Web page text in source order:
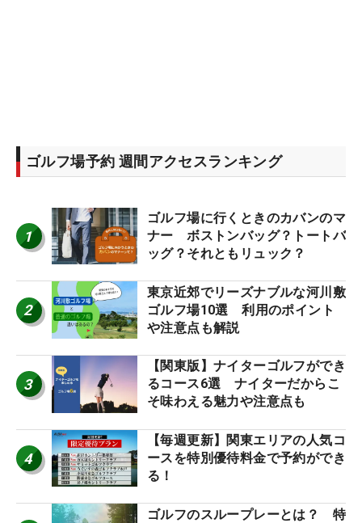
ゴルフ場予約 週間アクセスランキング
1
ゴルフ場に行くときのカバンのマ
ナー ボストンバッグ？トートバ
ッグ？それともリュック？
2
東京近郊でリーズナブルな河川敷
ゴルフ場10選 利用のポイント
や注意点も解説
3
【関東版】ナイターゴルフができ
るコース6選 ナイターだからこ
そ味わえる魅力や注意点も
4
【毎週更新】関東エリアの人気コ
ースを特別優待料金で予約ができ
る！
ゴルフのスループレーとは？ 特